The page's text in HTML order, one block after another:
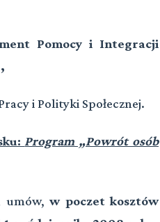
Pomocy i Integracji
i Polityki Społecznej.
Program „Powrót osób
umów, w poczet kosztów